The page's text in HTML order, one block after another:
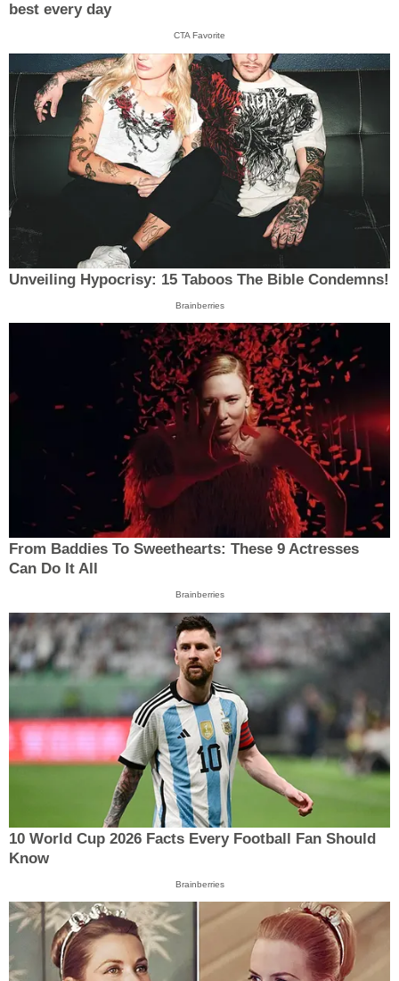
best every day
CTA Favorite
Unveiling Hypocrisy: 15 Taboos The Bible Condemns!
Brainberries
From Baddies To Sweethearts: These 9 Actresses
Can Do It All
Brainberries
10 World Cup 2026 Facts Every Football Fan Should
Know
Brainberries